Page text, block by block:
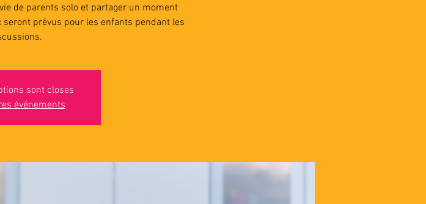
de parents solo et partager un moment
seront prévus pour les enfants pendant les
sont closes
événements